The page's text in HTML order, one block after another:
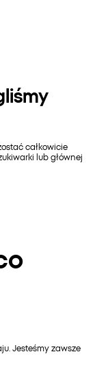
całkowicie
lub głównej
Jesteśmy zawsze